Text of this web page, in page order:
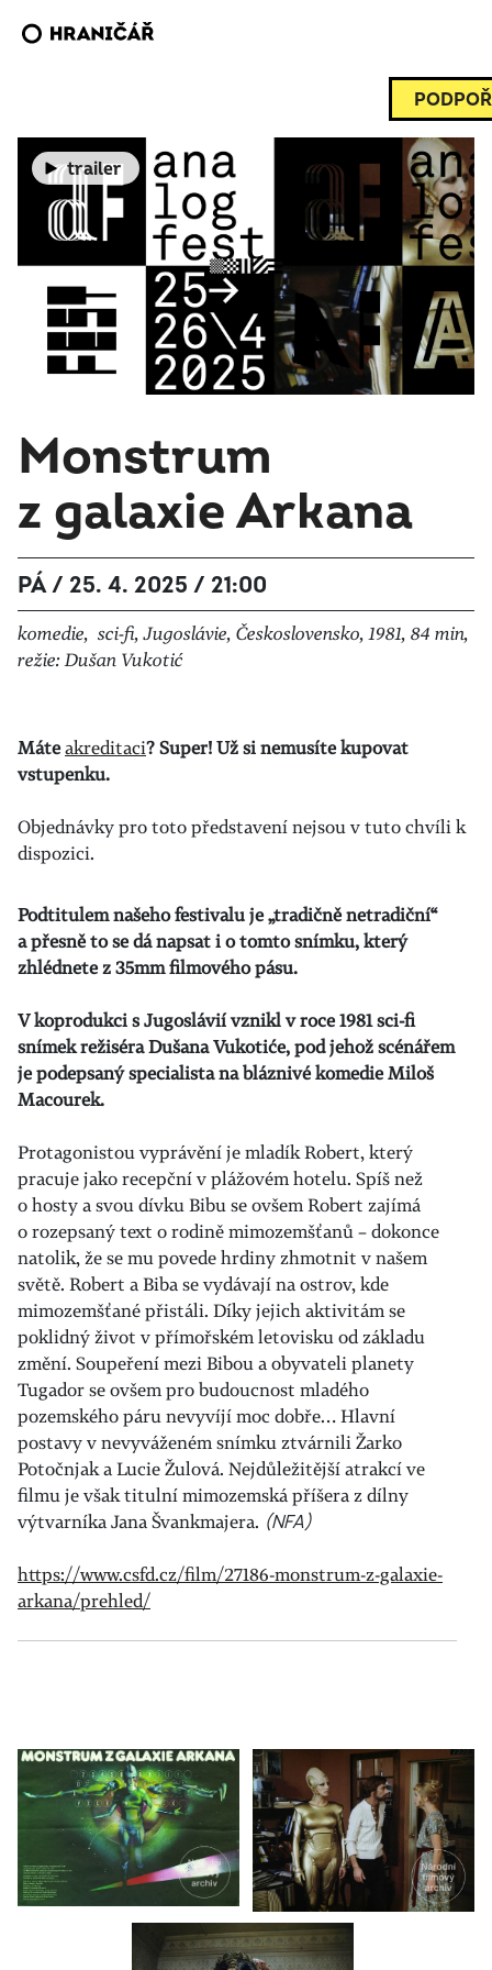
trailer
Monstrum
z galaxie Arkana
PÁ / 25. 4. 2025 / 21:00
komedie, sci-fi, Jugoslávie, Československo, 1981, 84 min,
režie: Dušan Vukotić
Máteakreditaci? Super! Už si nemusíte kupovat
vstupenku.
Objednávky pro toto představení nejsou v tuto chvíli k
dispozici.
Podtitulem našeho festivalu je „tradičně netradiční“
a přesně to se dá napsat i o tomto snímku, který
zhlédnete z 35mm filmového pásu.
V koprodukci s Jugoslávií vznikl v roce 1981 sci-fi
snímek režiséra Dušana Vukotiće, pod jehož scénářem
je podepsaný specialista na bláznivé komedie Miloš
Macourek.
Protagonistou vyprávění je mladík Robert, který
pracuje jako recepční v plážovém hotelu. Spíš než
o hosty a svou dívku Bibu se ovšem Robert zajímá
o rozepsaný text o rodině mimozemšťanů – dokonce
natolik, že se mu povede hrdiny zhmotnit v našem
světě. Robert a Biba se vydávají na ostrov, kde
mimozemšťané přistáli. Díky jejich aktivitám se
poklidný život v přímořském letovisku od základu
změní. Soupeření mezi Bibou a obyvateli planety
Tugador se ovšem pro budoucnost mladého
pozemského páru nevyvíjí moc dobře… Hlavní
postavy v nevyváženém snímku ztvárnili Žarko
Potočnjak a Lucie Žulová. Nejdůležitější atrakcí ve
filmu je však titulní mimozemská příšera z dílny
výtvarníka Jana Švankmajera. (NFA)
https://www.csfd.cz/film/27186-monstrum-z-galaxie-
arkana/prehled/